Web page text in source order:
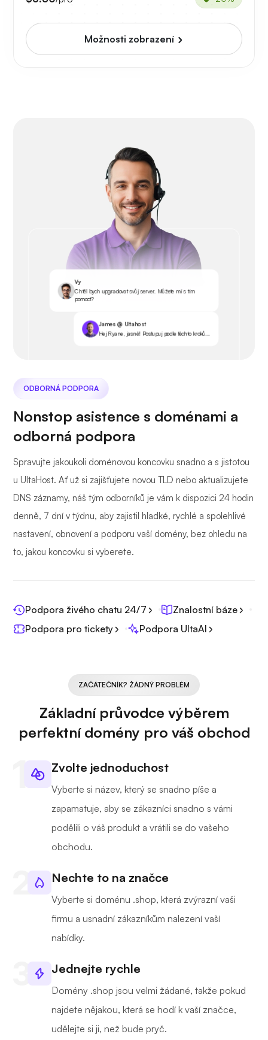
Možnosti zobrazení
Vy
Chtěl bych upgradovat svůj server. Můžete mi s tím
pomoct?
James @ Ultahost
Hej Ryane, jasně! Postupuj podle těchto kroků...
ODBORNÁ PODPORA
Nonstop asistence s doménami a
odborná podpora
Spravujte jakoukoli doménovou koncovku snadno a s jistotou
u UltaHost. Ať už si zajišťujete novou TLD nebo aktualizujete
DNS záznamy, náš tým odborníků je vám k dispozici 24 hodin
denně, 7 dní v týdnu, aby zajistil hladké, rychlé a spolehlivé
nastavení, obnovení a podporu vaší domény, bez ohledu na
to, jakou koncovku si vyberete.
Podpora živého chatu 24/7
Znalostní báze
Podpora pro tickety
Podpora UltaAI
ZAČÁTEČNÍK? ŽÁDNÝ PROBLÉM
Základní průvodce výběrem
perfektní domény pro váš obchod
Zvolte jednoduchost
Vyberte si název, který se snadno píše a
zapamatuje, aby se zákazníci snadno s vámi
podělili o váš produkt a vrátili se do vašeho
obchodu.
Nechte to na značce
Vyberte si doménu .shop, která zvýrazní vaši
firmu a usnadní zákazníkům nalezení vaší
nabídky.
Jednejte rychle
Domény .shop jsou velmi žádané, takže pokud
najdete nějakou, která se hodí k vaší značce,
udělejte si ji, než bude pryč.